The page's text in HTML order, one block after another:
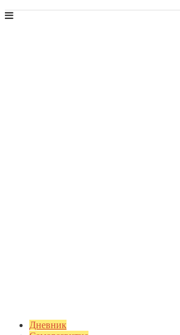
Дневник